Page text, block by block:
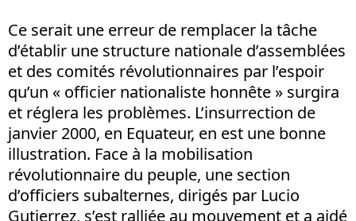
Ce serait une erreur de remplacer la tâche
d’établir une structure nationale d’assemblées
et des comités révolutionnaires par l’espoir
qu’un « officier nationaliste honnête » surgira
et réglera les problèmes. L’insurrection de
janvier 2000, en Equateur, en est une bonne
illustration. Face à la mobilisation
révolutionnaire du peuple, une section
d’officiers subalternes, dirigés par Lucio
Gutierrez, s’est ralliée au mouvement et a aidé